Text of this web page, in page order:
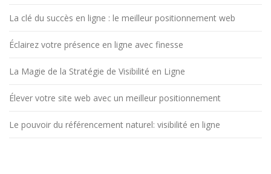
La clé du succès en ligne : le meilleur positionnement web
Éclairez votre présence en ligne avec finesse
La Magie de la Stratégie de Visibilité en Ligne
Élever votre site web avec un meilleur positionnement
Le pouvoir du référencement naturel: visibilité en ligne